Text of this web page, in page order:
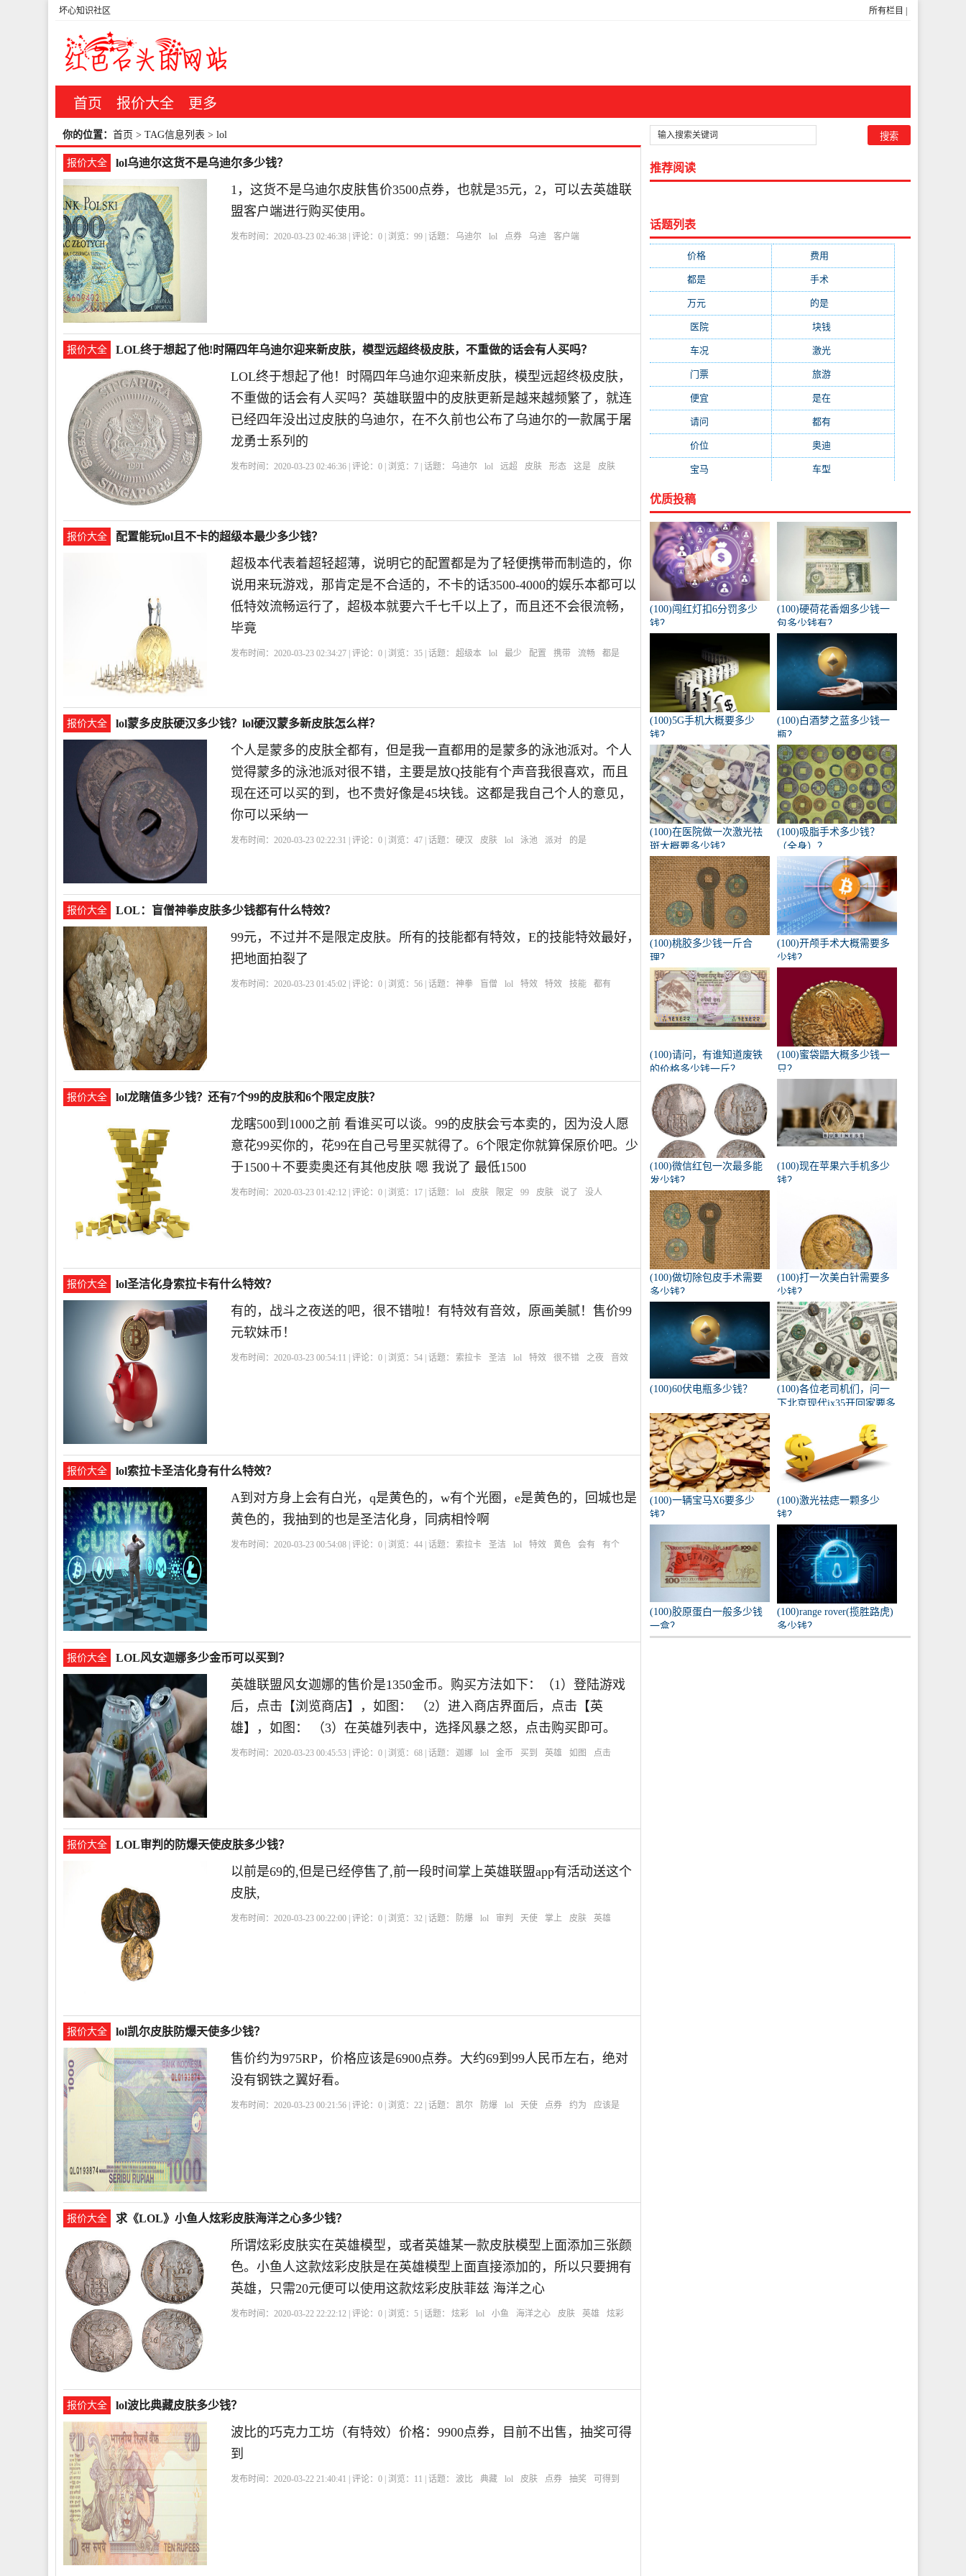
所有栏目
坏心知识社区
首页 报价大全 更多
你的位置： 首页 > TAG信息列表 > lol
报价大全 lol乌迪尔这货不是乌迪尔多少钱？
1，这货不是乌迪尔皮肤售价3500点券，也就是35元，2，可以去英雄联
盟客户端进行购买使用。
发布时间：2020-03-23 02:46:38 | 评论：0 | 浏览：99 | 话题： 乌迪尔 lol 点券 乌迪 客户端
报价大全 LOL终于想起了他!时隔四年乌迪尔迎来新皮肤，模型远超终极皮肤，不重做的话会有人买吗？
LOL终于想起了他！时隔四年乌迪尔迎来新皮肤，模型远超终极皮肤，
不重做的话会有人买吗？英雄联盟中的皮肤更新是越来越频繁了，就连
已经四年没出过皮肤的乌迪尔，在不久前也公布了乌迪尔的一款属于屠
龙勇士系列的
发布时间：2020-03-23 02:46:36 | 评论：0 | 浏览： 7 | 话题： 乌迪尔 lol 远超 皮肤 形态 这是 皮肤
报价大全 配置能玩lol且不卡的超级本最少多少钱？
超极本代表着超轻超薄，说明它的配置都是为了轻便携带而制造的，你
说用来玩游戏，那肯定是不合适的，不卡的话3500-4000的娱乐本都可以
低特效流畅运行了，超极本就要六千七千以上了，而且还不会很流畅，
毕竟
发布时间：2020-03-23 02:34:27 | 评论：0 | 浏览：35 | 话题： 超级本 lol 最少 配置 携带 流畅 都是
报价大全 lol蒙多皮肤硬汉多少钱？lol硬汉蒙多新皮肤怎么样？
个人是蒙多的皮肤全都有，但是我一直都用的是蒙多的泳池派对。个人
觉得蒙多的泳池派对很不错，主要是放Q技能有个声音我很喜欢，而且
现在还可以买的到，也不贵好像是45块钱。这都是我自己个人的意见，
你可以采纳一
发布时间：2020-03-23 02:22:31 | 评论：0 | 浏览：47 | 话题： 硬汉 皮肤 lol 泳池 派对 的是
报价大全 LOL：盲僧神拳皮肤多少钱都有什么特效？
99元，不过并不是限定皮肤。所有的技能都有特效，E的技能特效最好，
把地面拍裂了
发布时间：2020-03-23 01:45:02 | 评论：0 | 浏览：56 | 话题： 神拳 盲僧 lol 特效 特效 技能 都有
报价大全 lol龙瞎值多少钱？还有7个99的皮肤和6个限定皮肤？
龙瞎500到1000之前 看谁买可以谈。99的皮肤会亏本卖的，因为没人愿
意花99买你的，花99在自己号里买就得了。6个限定你就算保原价吧。少
于1500＋不要卖奥还有其他皮肤 嗯 我说了 最低1500
发布时间：2020-03-23 01:42:12 | 评论：0 | 浏览： 17 | 话题： lol 皮肤 限定 99 皮肤 说了 没人
报价大全 lol圣洁化身索拉卡有什么特效？
有的，战斗之夜送的吧，很不错啦！有特效有音效，原画美腻！售价99
元软妹币！
发布时间：2020-03-23 00:54:11 | 评论：0 | 浏览：54 | 话题： 索拉卡 圣洁 lol 特效 很不错 之夜 音效
报价大全 lol索拉卡圣洁化身有什么特效？
A到对方身上会有白光，q是黄色的，w有个光圈，e是黄色的，回城也是
黄色的，我抽到的也是圣洁化身，同病相怜啊
发布时间：2020-03-23 00:54:08 | 评论：0 | 浏览：44 | 话题： 索拉卡 圣洁 lol 特效 黄色 会有 有个
报价大全 LOL风女迦娜多少金币可以买到？
英雄联盟风女迦娜的售价是1350金币。购买方法如下：（1）登陆游戏
后，点击【浏览商店】，如图： （2）进入商店界面后，点击【英
雄】，如图： （3）在英雄列表中，选择风暴之怒，点击购买即可。
发布时间：2020-03-23 00:45:53 | 评论：0 | 浏览：68 | 话题： 迦娜 lol 金币 买到 英雄 如图 点击
报价大全 LOL审判的防爆天使皮肤多少钱？
以前是69的,但是已经停售了,前一段时间掌上英雄联盟app有活动送这个
皮肤,
发布时间：2020-03-23 00:22:00 | 评论：0 | 浏览：32 | 话题： 防爆 lol 审判 天使 掌上 皮肤 英雄
报价大全 lol凯尔皮肤防爆天使多少钱？
售价约为975RP，价格应该是6900点券。大约69到99人民币左右，绝对
没有钢铁之翼好看。
发布时间：2020-03-23 00:21:56 | 评论：0 | 浏览：22 | 话题： 凯尔 防爆 lol 天使 点券 约为 应该是
报价大全 求《LOL》小鱼人炫彩皮肤海洋之心多少钱？
所谓炫彩皮肤实在英雄模型，或者英雄某一款皮肤模型上面添加三张颜
色。小鱼人这款炫彩皮肤是在英雄模型上面直接添加的，所以只要拥有
英雄，只需20元便可以使用这款炫彩皮肤菲兹 海洋之心
发布时间：2020-03-22 22:22:12 | 评论：0 | 浏览：5 | 话题： 炫彩 lol 小鱼 海洋之心 皮肤 英雄 炫彩
报价大全 lol波比典藏皮肤多少钱？
波比的巧克力工坊（有特效）价格：9900点券，目前不出售，抽奖可得
到
发布时间：2020-03-22 21:40:41 | 评论：0 | 浏览： 11 | 话题： 波比 典藏 lol 皮肤 点券 抽奖 可得到
推荐阅读
话题列表
价格 费用
都是 手术(1536)
万元 的是(1059)
医院(647) 块钱
车况(582) 激光
门票(564) 旅游
便宜 是在
请问 都有
价位 奥迪
宝马 车型
优质投稿
(100)闯红灯扣6分罚多少
钱？
(100)硬荷花香烟多少钱一
包多少钱有？
(100)5G手机大概要多少
钱？
(100)白酒梦之蓝多少钱一
瓶？
(100)在医院做一次激光祛
斑大概要多少钱？
(100)吸脂手术多少钱？
（全身）？
(100)桃胶多少钱一斤合
理？
(100)开颅手术大概需要多
少钱？
(100)请问，有谁知道废铁
的价格多少钱一斤？
(100)蜜袋鼯大概多少钱一
只？
(100)微信红包一次最多能
发少钱？
(100)现在苹果六手机多少
钱？
(100)做切除包皮手术需要
多少钱？
(100)打一次美白针需要多
少钱？
(100)60伏电瓶多少钱？
(100)各位老司机们，问一
下北京现代ix35开回家要多
(100)一辆宝马X6要多少
钱？
(100)激光祛痣一颗多少
钱？
(100)胶原蛋白一般多少钱
一盒？
(100)range rover(揽胜路虎)
多少钱？